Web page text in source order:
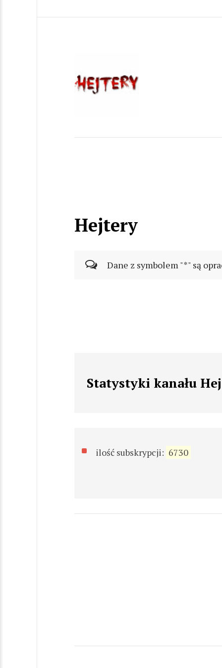
Hejtery
Dane z symbolem "*" są
Statystyki kanału
ilość subskrypcji: 6730